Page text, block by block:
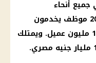
أنحاء
الجمهورية، ويعمل به أكثر من 20000 موظف يخدمون
قاعدة عملاء تحتوي على أكثر من 13 مليون عميل. ويمتلك